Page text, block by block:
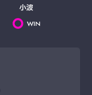
小波
WIN